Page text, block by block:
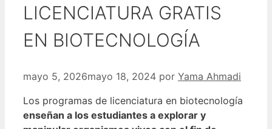
LICENCIATURA GRATIS
EN BIOTECNOLOGÍA
mayo 5, 2026mayo 18, 2024 por Yama Ahmadi
Los programas de licenciatura en biotecnología
enseñan a los estudiantes a explorar y